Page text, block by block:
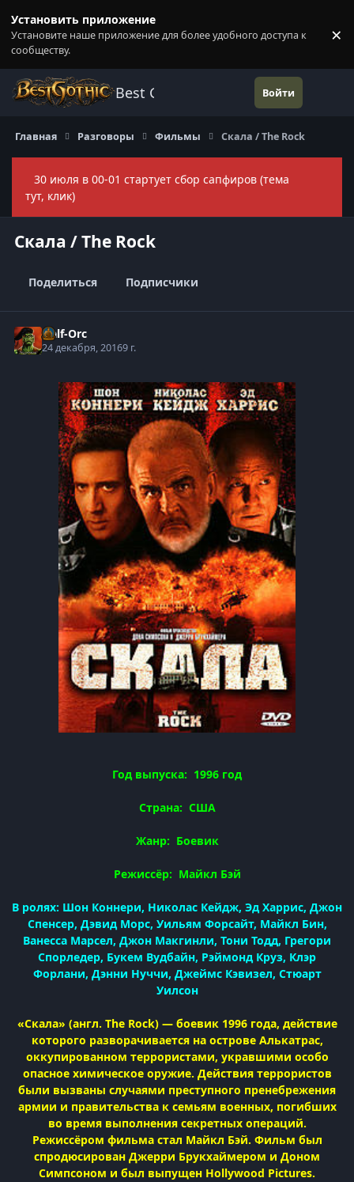
Установить приложение
Установите наше приложение для более удобного доступа к
сообществу.
×
Best Gothic Forums Войти
Главная Разговоры Фильмы Скала / The Rock
30 июля в 00-01 стартует сбор сапфиров (тема
тут, клик)
Скала / The Rock
Поделиться Подписчики
Half-Orc
24 декабря, 20169 г.
Год выпуска: 1996 год
Страна: США
Жанр: Боевик
Режиссёр: Майкл Бэй
В ролях: Шон Коннери, Николас Кейдж, Эд Харрис, Джон
Спенсер, Дэвид Морс, Уильям Форсайт, Майкл Бин,
Ванесса Марсел, Джон Макгинли, Тони Тодд, Грегори
Спорледер, Букем Вудбайн, Рэймонд Круз, Клэр
Форлани, Дэнни Нуччи, Джеймс Кэвизел, Стюарт
Уилсон
«Скала» (англ. The Rock) — боевик 1996 года, действие
которого разворачивается на острове Алькатрас,
оккупированном террористами, укравшими особо
опасное химическое оружие. Действия террористов
были вызваны случаями преступного пренебрежения
армии и правительства к семьям военных, погибших
во время выполнения секретных операций.
Режиссёром фильма стал Майкл Бэй. Фильм был
спродюсирован Джерри Брукхаймером и Доном
Симпсоном и был выпущен Hollywood Pictures.